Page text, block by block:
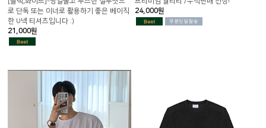
로 단독 또는 이너로 활용하기 좋은 베이직
한 U넥 티셔츠입니다 :)
21,000원
24,000원